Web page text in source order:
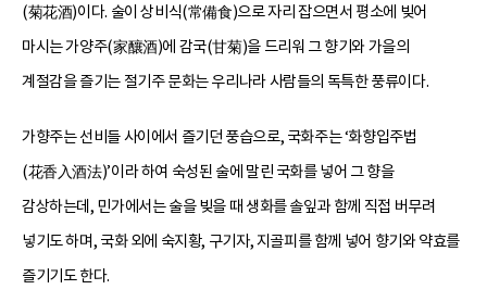
(菊花酒)이다. 술이 상비식(常備食)으로 자리 잡으면서 평소에 빚어
마시는 가양주(家釀酒)에 감국(甘菊)을 드리워 그 향기와 가을의
계절감을 즐기는 절기주 문화는 우리나라 사람들의 독특한 풍류이다.
가향주는 선비들 사이에서 즐기던 풍습으로, 국화주는 ‘화향입주법
(花香入酒法)’이라 하여 숙성된 술에 말린 국화를 넣어 그 향을
감상하는데, 민가에서는 술을 빚을 때 생화를 솔잎과 함께 직접 버무려
넣기도 하며, 국화 외에 숙지황, 구기자, 지골피를 함께 넣어 향기와 약효를
즐기기도 한다.